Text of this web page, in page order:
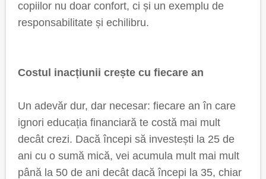
copiilor nu doar confort, ci și un exemplu de
responsabilitate și echilibru.
Costul inacțiunii crește cu fiecare an
Un adevăr dur, dar necesar: fiecare an în care
ignori educația financiară te costă mai mult
decât crezi. Dacă începi să investești la 25 de
ani cu o sumă mică, vei acumula mult mai mult
până la 50 de ani decât dacă începi la 35, chiar